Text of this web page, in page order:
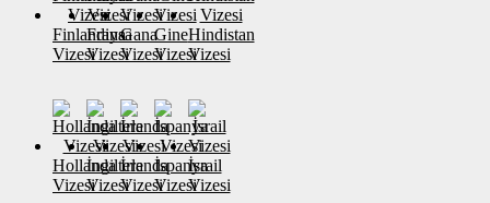
Finlandiya
Vizesi
Fransa
Vizesi
Gana
Vizesi
Gine
Vizesi
Hindistan
Vizesi
Hollanda
Vizesi
İngiltere
Vizesi
İrlanda
Vizesi
İspanya
Vizesi
İsrail
Vizesi